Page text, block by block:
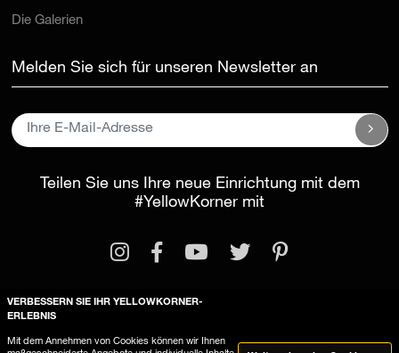
Die Galerien
Melden Sie sich für unseren Newsletter an
Teilen Sie uns Ihre neue Einrichtung mit dem
#YellowKorner mit
Rechtliche Informationen
VERBESSERN SIE IHR YELLOWKORNER-
ERLEBNIS
Mit dem Annehmen von Cookies können wir Ihnen